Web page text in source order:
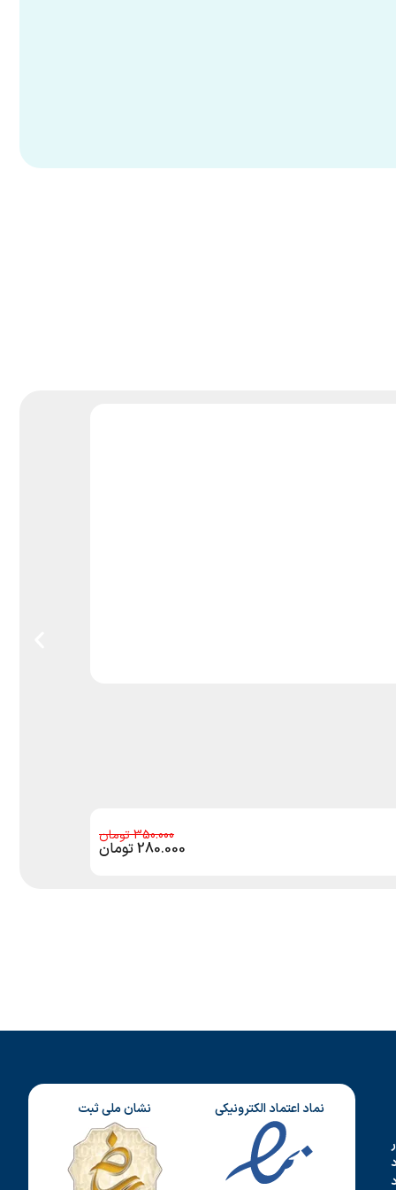
350.000
280.000تومان
نماد اعتماد الکترونیکی نشان ملی ثبت